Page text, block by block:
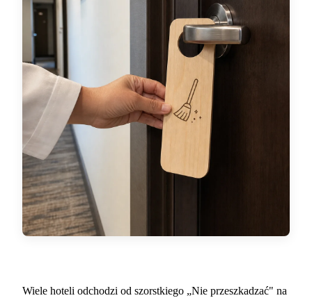
Wiele hoteli odchodzi od szorstkiego „Nie przeszkadzać" na